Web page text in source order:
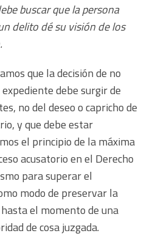
buscar que la persona
delito dé su visión de los
que la decisión de no
debe surgir de
no del deseo o capricho de
y que debe estar
el principio de la máxima
acusatorio en el Derecho
para superar el
modo de preservar la
el momento de una
de cosa juzgada.